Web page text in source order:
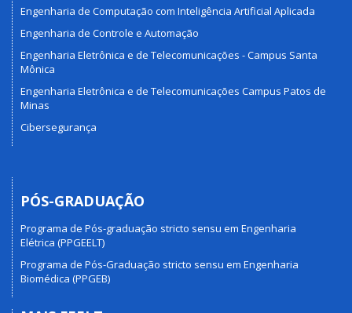
Engenharia de Computação com Inteligência Artificial Aplicada
Engenharia de Controle e Automação
Engenharia Eletrônica e de Telecomunicações - Campus Santa
Mônica
Engenharia Eletrônica e de Telecomunicações Campus Patos de
Minas
Cibersegurança
PÓS-GRADUAÇÃO
Programa de Pós-graduação stricto sensu em Engenharia
Elétrica (PPGEELT)
Programa de Pós-Graduação stricto sensu em Engenharia
Biomédica (PPGEB)